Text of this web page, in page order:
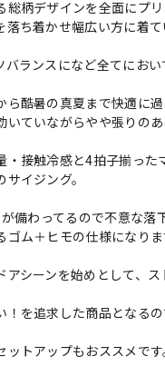
総柄デザインを全面にプリ
ち着かせ幅広い方に着て
ランスになど全てにおい
ら酷暑の真夏まで快適に過
いていながらやや張りの
・接触冷感と4拍子揃った
イジング。
備わってるので不意な落
ム＋ヒモの仕様になりま
アシーンを始めとして、
！を追求した商品となる
トアップもおススメです